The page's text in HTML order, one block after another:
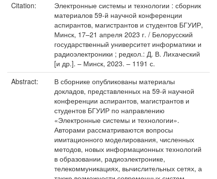
Citation:
Электронные системы и технологии : сборник
материалов 59-й научной конференции
аспирантов, магистрантов и студентов БГУИР,
Минск, 17–21 апреля 2023 г. / Белорусский
государственный университет информатики и
радиоэлектроники ; редкол.: Д. В. Лихаческий
[и др.]. – Минск, 2023. – 1191 с.
Abstract:
В сборнике опубликованы материалы
докладов, представленных на 59-й научной
конференции аспирантов, магистрантов и
студентов БГУИР по направлению
«Электронные системы и технологии».
Авторами рассматриваются вопросы
имитационного моделирования, численных
методов, новых информационных технологий
в образовании, радиоэлектронике,
телекоммуникациях, вычислительных сетях, а